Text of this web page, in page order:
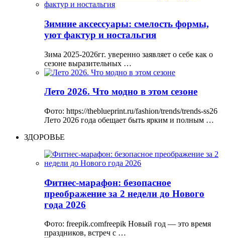
Зимние аксессуары: смелость формы,
уют фактур и ностальгия
Зима 2025-2026гг. уверенно заявляет о себе как о
сезоне выразительных …
Лето 2026. Что модно в этом сезоне
Фото: https://theblueprint.ru/fashion/trends/trends-ss26
Лето 2026 года обещает быть ярким и полным …
ЗДОРОВЬЕ
Фитнес-марафон: безопасное
преображение за 2 недели до Нового
года 2026
Фото: freepik.comfreepik Новый год — это время
праздников, встреч с …